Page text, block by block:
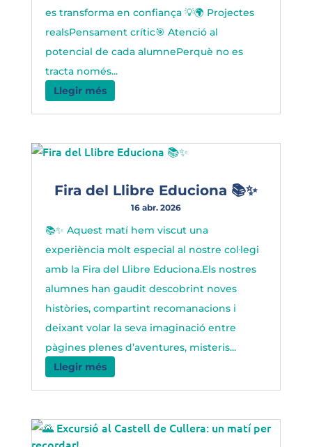
es transforma en confiança 💡🌍 Projectes
realsPensament crític🎯 Atenció al
potencial de cada alumnePerquè no es
tracta només...
Llegir més
Fira del Llibre Educiona 📚✨
16 abr. 2026
📚✨ Aquest matí hem viscut una
experiència molt especial al nostre col·legi
amb la Fira del Llibre Educiona.Els nostres
alumnes han gaudit descobrint noves
històries, compartint recomanacions i
deixant volar la seva imaginació entre
pàgines plenes d’aventures, misteris...
Llegir més